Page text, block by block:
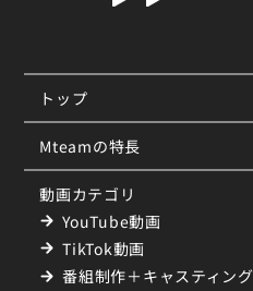
トップ
Mteamの特長
動画カテゴリ
YouTube動画
TikTok動画
番組制作＋キャスティング